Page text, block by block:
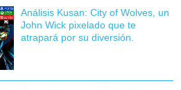
Análisis Kusan: City of Wolves, un
John Wick pixelado que te
atrapará por su diversión.